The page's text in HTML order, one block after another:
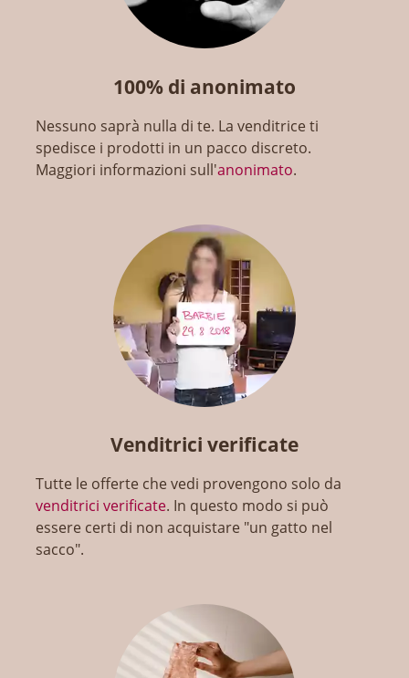
100% di anonimato
Nessuno saprà nulla di te. La venditrice ti
spedisce i prodotti in un pacco discreto.
Maggiori informazioni sull'anonimato.
Venditrici verificate
Tutte le offerte che vedi provengono solo da
venditrici verificate. In questo modo si può
essere certi di non acquistare "un gatto nel
sacco".